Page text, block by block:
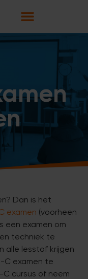
Dan is het
examen (voorheen
een examen om
techniek te
alle lesstof krijgen
C examen te
C cursus of neem